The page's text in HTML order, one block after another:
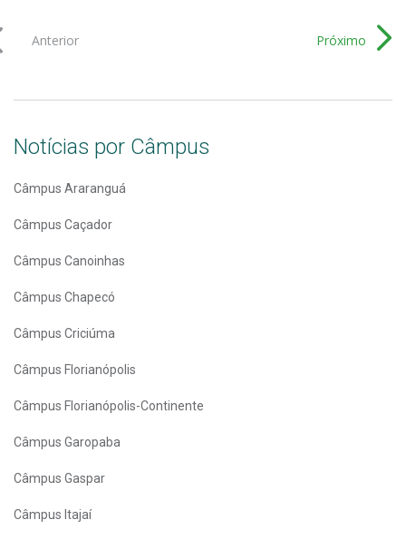
Anterior Próximo
Notícias por Câmpus
Câmpus Araranguá
Câmpus Caçador
Câmpus Canoinhas
Câmpus Chapecó
Câmpus Criciúma
Câmpus Florianópolis
Câmpus Florianópolis-Continente
Câmpus Garopaba
Câmpus Gaspar
Câmpus Itajaí